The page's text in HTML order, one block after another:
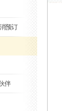
预订
伴